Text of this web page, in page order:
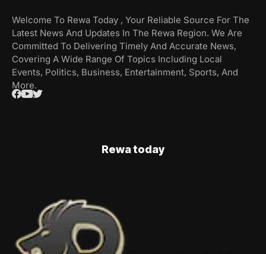
Welcome To Rewa Today , Your Reliable Source For The
Latest News And Updates In The Rewa Region. We Are
Committed To Delivering Timely And Accurate News,
Covering A Wide Range Of Topics Including Local
Events, Politics, Business, Entertainment, Sports, And
More.
Rewa today